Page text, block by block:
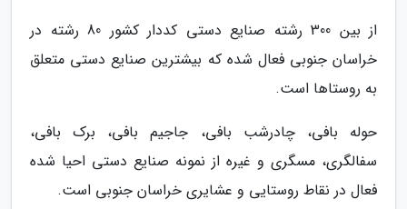
از بین 300 رشته صنایع دستی کددار کشور 80 رشته در
خراسان جنوبی فعال شده که بیشترین صنایع دستی متعلق
به روستاها است.
حوله بافی، چادرشب بافی، جاجیم بافی، برک بافی،
سفالگری، مسگری و غیره از نمونه صنایع دستی احیا شده
فعال در نقاط روستایی و عشایری خراسان جنوبی است.